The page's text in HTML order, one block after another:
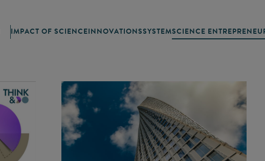
IMPACT OF SCIENCEINNOVATIONSSYSTEMSCIENCE